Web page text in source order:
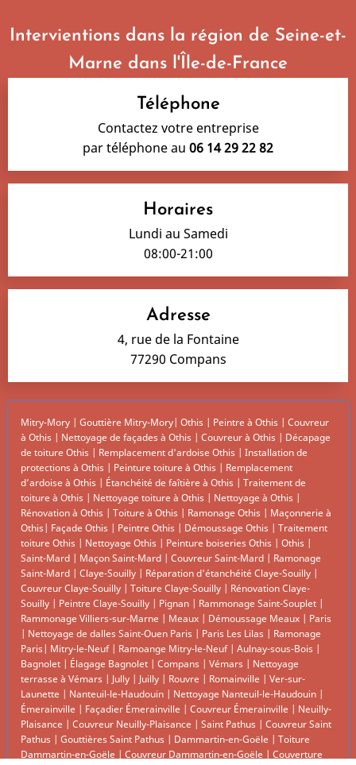
Intervientions dans la région de Seine-et-
Marne dans l'Île-de-France
Téléphone
Contactez votre entreprise
par téléphone au 06 14 29 22 82
Horaires
Lundi au Samedi
08:00-21:00
Adresse
4, rue de la Fontaine
77290 Compans
Mitry-Mory | Gouttière Mitry-Mory| Othis | Peintre à Othis | Couvreur
à Othis | Nettoyage de façades à Othis | Couvreur à Othis | Décapage
de toiture Othis | Remplacement d'ardoise Othis | Installation de
protections à Othis | Peinture toiture à Othis | Remplacement
d’ardoise à Othis | Étanchéité de faîtière à Othis | Traitement de
toiture à Othis | Nettoyage toiture à Othis | Nettoyage à Othis |
Rénovation à Othis | Toiture à Othis | Ramonage Othis | Maçonnerie à
Othis| Façade Othis | Peintre Othis | Démoussage Othis | Traitement
toiture Othis | Nettoyage Othis | Peinture boiseries Othis | Othis |
Saint-Mard | Maçon Saint-Mard | Couvreur Saint-Mard | Ramonage
Saint-Mard | Claye-Souilly | Réparation d'étanchéité Claye-Souilly |
Couvreur Claye-Souilly | Toiture Claye-Souilly | Rénovation Claye-
Souilly | Peintre Claye-Souilly | Pignan | Rammonage Saint-Souplet |
Rammonage Villiers-sur-Marne | Meaux | Démoussage Meaux | Paris
| Nettoyage de dalles Saint-Ouen Paris | Paris Les Lilas | Ramonage
Paris| Mitry-le-Neuf| Ramoange Mitry-le-Neuf| Aulnay-sous-Bois |
Bagnolet | Élagage Bagnolet | Compans | Vémars | Nettoyage
terrasse à Vémars | Jully | Juilly | Rouvre | Romainville | Ver-sur-
Launette | Nanteuil-le-Haudouin | Nettoyage Nanteuil-le-Haudouin |
Émerainville | Façadier Émerainville | Couvreur Émerainville | Neuilly-
Plaisance | Couvreur Neuilly-Plaisance | Saint Pathus | Couvreur Saint
Pathus | Gouttières Saint Pathus | Dammartin-en-Goële | Toiture
Dammartin-en-Goële | Couvreur Dammartin-en-Goële | Couverture